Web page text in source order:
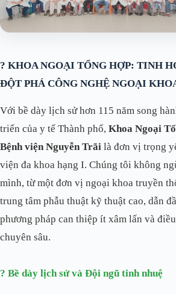
? KHOA NGOẠI TỔNG HỢP: TINH
ĐỘT PHÁ CÔNG NGHỆ NGOẠI
Với bề dày lịch sử hơn 115 năm song
triển của y tế Thành phố, Khoa Ngoại
Bệnh viện Nguyễn Trãi là đơn vị trọng
viện đa khoa hạng I. Chúng tôi không
mình, từ một đơn vị ngoại khoa truyền
trung tâm phẫu thuật kỹ thuật cao, dẫn
phương pháp can thiệp ít xâm lấn và
chuyên sâu.
? Bề dày lịch sử và Đội ngũ tinh nhuệ